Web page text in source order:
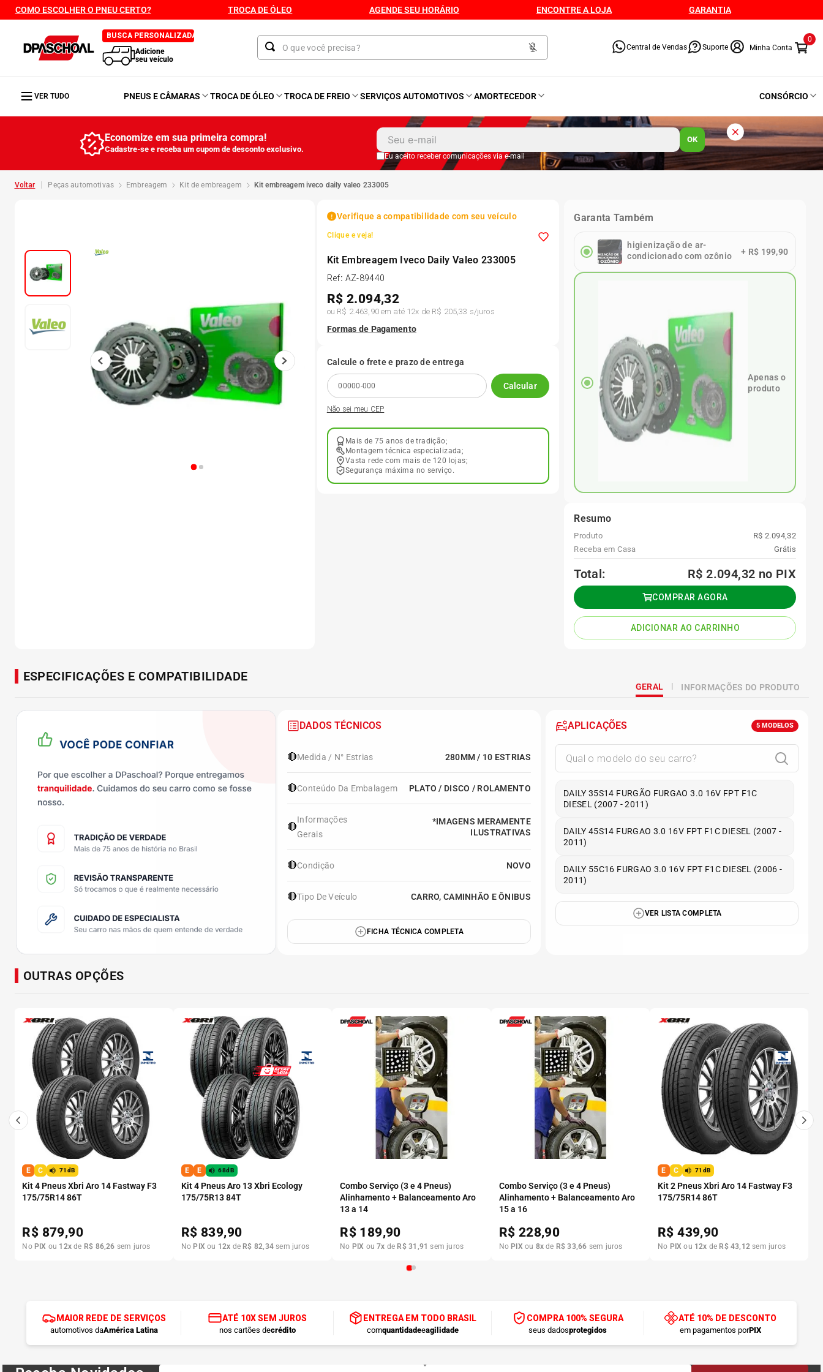
COMO ESCOLHER O PNEU CERTO? TROCA DE ÓLEO AGENDE SEU HORÁRIO ENCONTRE A LOJA GARANTIA
BUSCA PERSONALIZADA
Adicione
seu veículo
Central de Vendas Suporte
0
VER TUDO PNEUS E CÂMARAS TROCA DE ÓLEO TROCA DE FREIO SERVIÇOS AUTOMOTIVOS AMORTECEDOR CONSÓRCIO
Economize em sua primeira compra!
Cadastre-se e receba um cupom de desconto exclusivo.
OK
Eu aceito receber comunicações via e-mail
peças automotivas embreagem kit de embreagem kit embreagem iveco daily valeo 233005
Verifique a compatibilidade com seu veículo
Clique e veja!
Kit Embreagem Iveco Daily Valeo 233005
Ref: AZ-89440
R$ 2.094,32
ou R$ 2.463,90em até 12x de R$ 205,33 s/juros
Formas de Pagamento
Calcule o frete e prazo de entrega
Calcular
Não sei meu CEP
Mais de 75 anos de tradição;
Montagem técnica especializada;
Vasta rede com mais de 120 lojas;
Segurança máxima no serviço.
Garanta Também
higienização de ar-
condicionado com ozônio
+ R$ 199,90
Apenas o
produto
Resumo
Produto
R$ 2.094,32
Receba em Casa
Grátis
Total: R$ 2.094,32 no PIX
COMPRAR AGORA
ADICIONAR AO CARRINHO
ESPECIFICAÇÕES E COMPATIBILIDADE
GERAL INFORMAÇÕES DO PRODUTO
DADOS TÉCNICOS
🔴Medida / N° Estrias 280MM / 10 ESTRIAS
🔴Conteúdo Da Embalagem PLATO / DISCO / ROLAMENTO
🔴
Informações
Gerais
*IMAGENS MERAMENTE
ILUSTRATIVAS
🔴Condição NOVO
🔴Tipo De Veículo CARRO, CAMINHÃO E ÔNIBUS
FICHA TÉCNICA COMPLETA
APLICAÇÕES 5 MODELOS
DAILY 35S14 FURGÃO FURGAO 3.0 16V FPT F1C
DIESEL (2007 - 2011)
DAILY 45S14 FURGAO 3.0 16V FPT F1C DIESEL (2007 -
2011)
DAILY 55C16 FURGAO 3.0 16V FPT F1C DIESEL (2006 -
2011)
VER LISTA COMPLETA
OUTRAS OPÇÕES
E C 71dB
Kit 4 Pneus Xbri Aro 14 Fastway F3
175/75R14 86T
R$ 879,90
No PIX ou 12x de R$ 86,26 sem juros
E E 68dB
Kit 4 Pneus Aro 13 Xbri Ecology
175/75R13 84T
R$ 839,90
No PIX ou 12x de R$ 82,34sem juros
Combo Serviço (3 e 4 Pneus)
Alinhamento + Balanceamento Aro
13 a 14
R$ 189,90
No PIX ou7x de R$ 31 ,91 sem juros
Combo Serviço (3 e 4 Pneus)
Alinhamento + Balanceamento Aro
15 a 16
R$ 228,90
No PIX ou 8x de R$ 33,66 sem juros
E C 71dB
Kit 2 Pneus Xbri Aro 14 Fastway F3
175/75R14 86T
R$439,90
No PIX ou 12x de R$ 43, 12 sem juros
MAIOR REDE DE SERVIÇOS
automotivos daAmérica Latina
ATÉ 10X SEM JUROS
nos cartões decrédito
ENTREGA EM TODO BRASIL
comquantidadeeagilidade
COMPRA 100% SEGURA
seus dadosprotegidos
ATÉ 10% DE DESCONTO
em pagamentos porPIX
1º Kit 4 Pneu
2º Kit Pneu
3º Bproauto
175 70r14
6º 185 65r15
7º
8 º 205 55r16
175 65 14